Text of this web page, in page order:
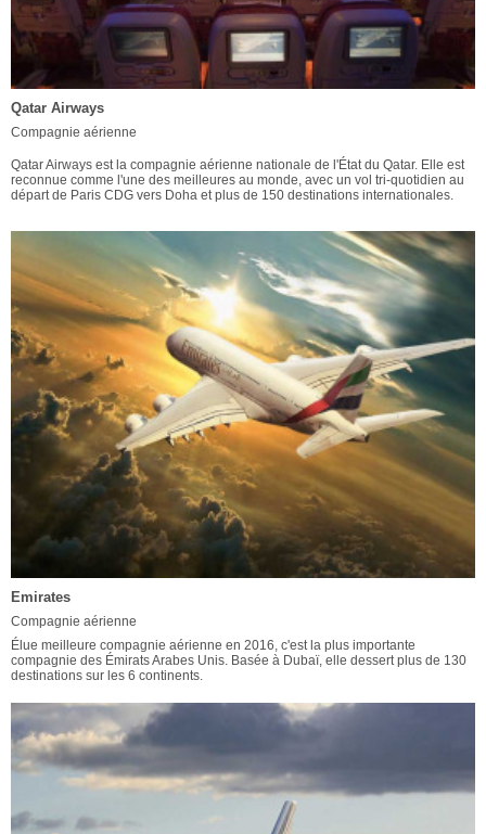
Qatar Airways
Compagnie aérienne
Qatar Airways est la compagnie aérienne nationale de l'État du Qatar. Elle est
reconnue comme l'une des meilleures au monde, avec un vol tri-quotidien au
départ de Paris CDG vers Doha et plus de 150 destinations internationales.
Emirates
Compagnie aérienne
Élue meilleure compagnie aérienne en 2016, c'est la plus importante
compagnie des Émirats Arabes Unis. Basée à Dubaï, elle dessert plus de 130
destinations sur les 6 continents.